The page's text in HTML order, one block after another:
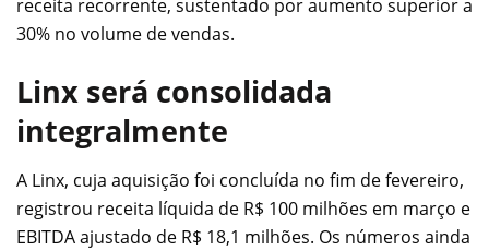
receita recorrente, sustentado por aumento superior a
30% no volume de vendas.
Linx será consolidada
integralmente
A Linx, cuja aquisição foi concluída no fim de fevereiro,
registrou receita líquida de R$ 100 milhões em março e
EBITDA ajustado de R$ 18,1 milhões. Os números ainda